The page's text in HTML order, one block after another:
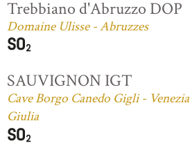
Trebbiano d'Abruzzo DOP
Domaine Ulisse - Abruzzes
SAUVIGNON IGT
Cave Borgo Canedo Gigli - Venezia
Giulia